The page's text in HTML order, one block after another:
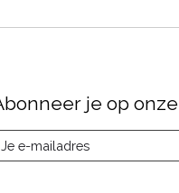
je op